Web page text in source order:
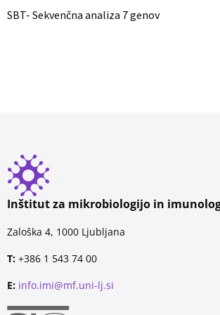
SBT- Sekvenčna analiza 7 genov
Inštitut za mikrobiologijo in
Zaloška 4, 1000 Ljubljana
T: +386 1 543 74 00
E: info.imi@mf.uni-lj.si